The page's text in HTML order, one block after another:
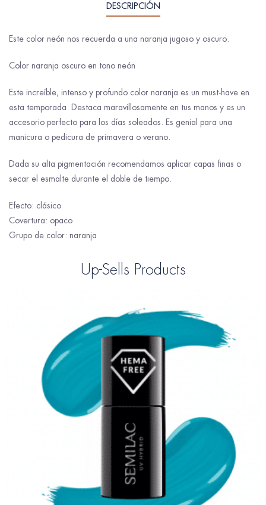
DESCRIPCIÓN
Este color neón nos recuerda a una naranja jugoso y oscuro.
Color naranja oscuro en tono neón
Este increíble, intenso y profundo color naranja es un must-have en
esta temporada. Destaca maravillosamente en tus manos y es un
accesorio perfecto para los días soleados. Es genial para una
manicura o pedicura de primavera o verano.
Dada su alta pigmentación recomendamos aplicar capas finas o
secar el esmalte durante el doble de tiempo.
Efecto: clásico
Covertura: opaco
Grupo de color: naranja
Up-Sells Products